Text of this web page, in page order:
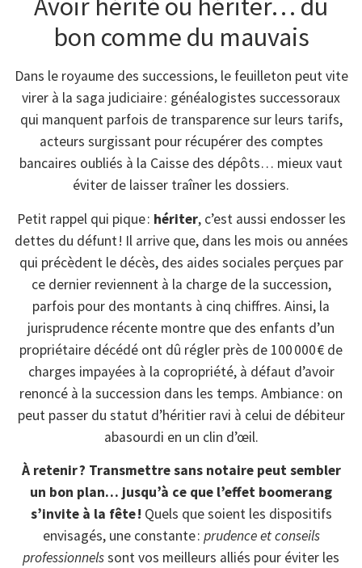
Avoir hérité ou hériter… du
bon comme du mauvais
Dans le royaume des successions, le feuilleton peut vite
virer à la saga judiciaire : généalogistes successoraux
qui manquent parfois de transparence sur leurs tarifs,
acteurs surgissant pour récupérer des comptes
bancaires oubliés à la Caisse des dépôts… mieux vaut
éviter de laisser traîner les dossiers.
Petit rappel qui pique : hériter, c’est aussi endosser les
dettes du défunt ! Il arrive que, dans les mois ou années
qui précèdent le décès, des aides sociales perçues par
ce dernier reviennent à la charge de la succession,
parfois pour des montants à cinq chiffres. Ainsi, la
jurisprudence récente montre que des enfants d’un
propriétaire décédé ont dû régler près de 100 000 € de
charges impayées à la copropriété, à défaut d’avoir
renoncé à la succession dans les temps. Ambiance : on
peut passer du statut d’héritier ravi à celui de débiteur
abasourdi en un clin d’œil.
À retenir ? Transmettre sans notaire peut sembler
un bon plan… jusqu’à ce que l’effet boomerang
s’invite à la fête ! Quels que soient les dispositifs
envisagés, une constante : prudence et conseils
professionnelssont vos meilleurs alliés pour éviter les